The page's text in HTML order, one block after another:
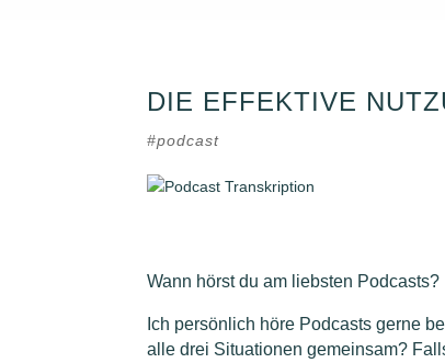
DIE EFFEKTIVE
#podcast
Wann hörst du am liebsten Podcasts?
Ich persönlich höre Podcasts gerne
alle drei Situationen gemeinsam?